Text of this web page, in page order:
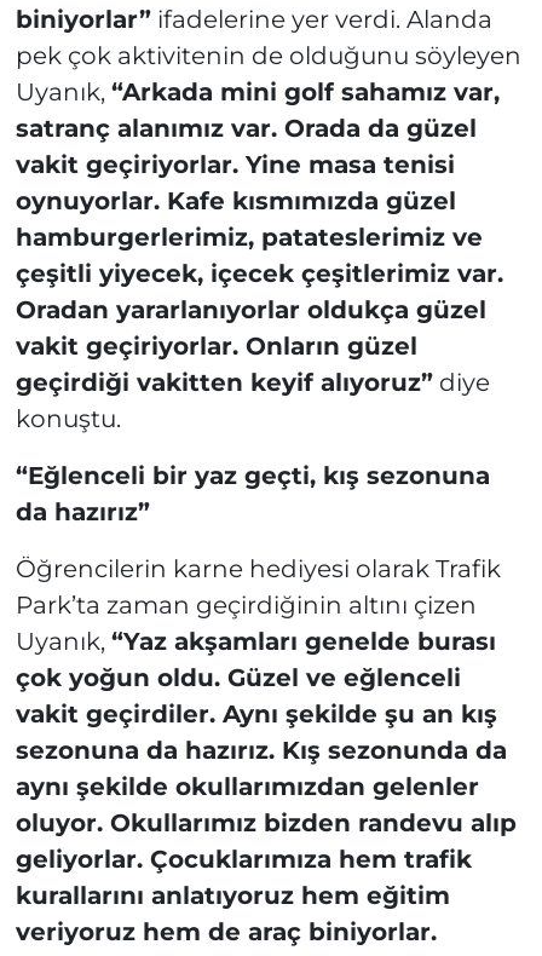
biniyorlar”ifadelerine yer verdi. Alanda
pek çok aktivitenin de olduğunu söyleyen
Uyanık, “Arkada mini golf sahamız var,
satranç alanımız var. Orada da güzel
vakit geçiriyorlar. Yine masa tenisi
oynuyorlar. Kafe kısmımızda güzel
hamburgerlerimiz, patateslerimiz ve
çeşitli yiyecek, içecek çeşitlerimiz var.
Oradan yararlanıyorlar oldukça güzel
vakit geçiriyorlar. Onların güzel
geçirdiği vakitten keyif alıyoruz”diye
konuştu.
“Eğlenceli bir yaz geçti, kış sezonuna
da hazırız”
Öğrencilerin karne hediyesi olarak Trafik
Park’ta zaman geçirdiğinin altını çizen
Uyanık, “Yaz akşamları genelde burası
çok yoğun oldu. Güzel ve eğlenceli
vakit geçirdiler. Aynı şekilde şu an kış
sezonuna da hazırız. Kış sezonunda da
aynı şekilde okullarımızdan gelenler
oluyor. Okullarımız bizden randevu alıp
geliyorlar. Çocuklarımıza hem trafik
kurallarını anlatıyoruz hem eğitim
veriyoruz hem de araç biniyorlar.